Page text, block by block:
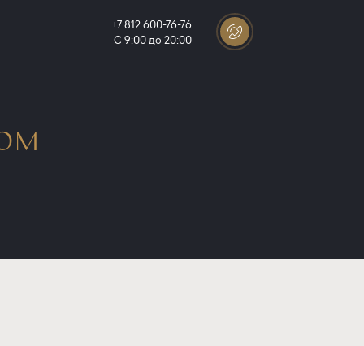
+7 812 600-76-76
С 9:00 до 20:00